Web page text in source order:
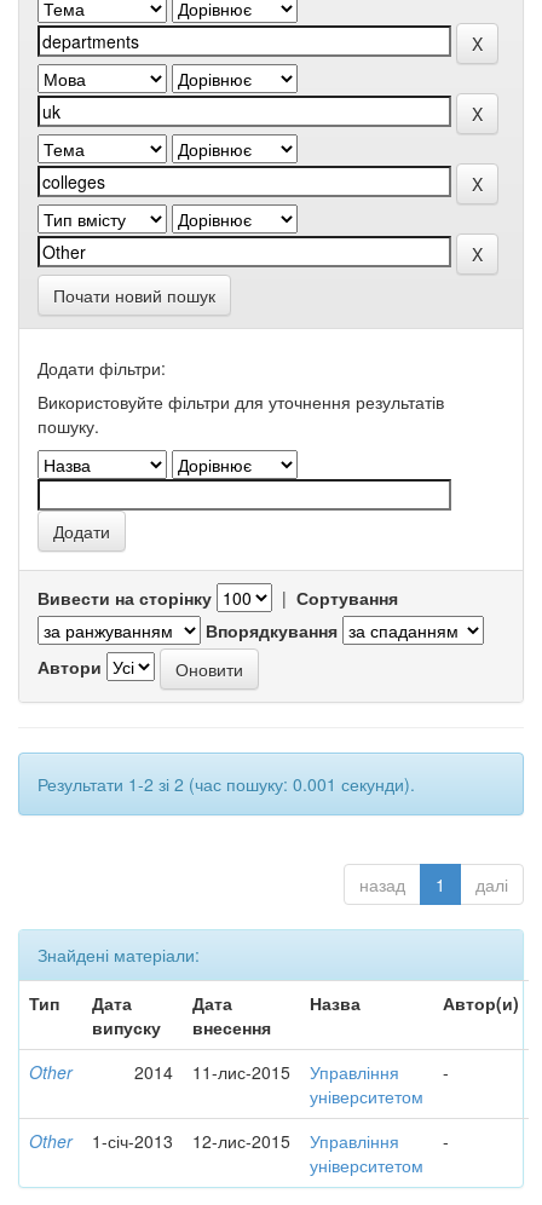
Почати новий пошук
Додати фільтри:
Використовуйте фільтри для уточнення результатів
пошуку.
Вивести на сторінку | Сортування
Впорядкування
Автори
Результати 1-2 зі 2 (час пошуку: 0.001 секунди).
назад 1 далі
Знайдені матеріали:
Тип
Дата
випуску
Дата
внесення
Назва Автор(и)
Other 2014 11-лис-2015
Управління
університетом
-
Other 1-січ-2013 12-лис-2015
Управління
університетом
-